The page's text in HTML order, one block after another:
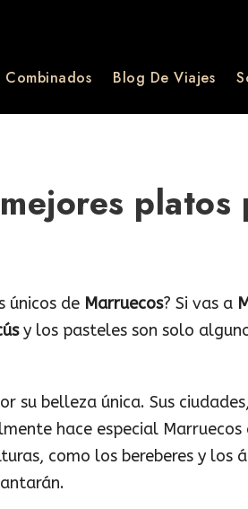
Combinados Blog De Viajes
platos
únicos de Marruecos? Si vas a
y los pasteles son solo
su belleza única. Sus
hace especial Marruecos
como los bereberes y los